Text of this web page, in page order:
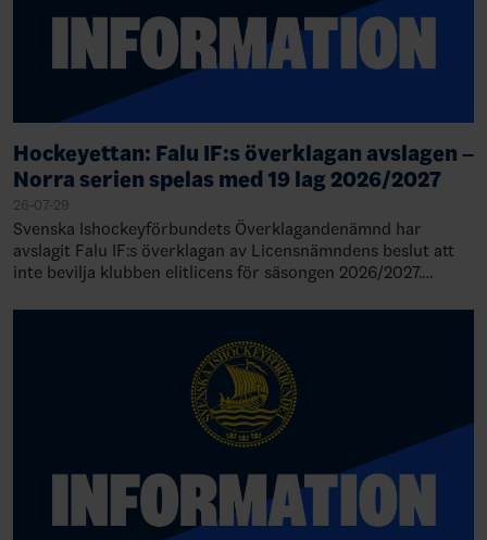
Hockeyettan: Falu IF:s överklagan avslagen –
Norra serien spelas med 19 lag 2026/2027
26-07-29
Svenska Ishockeyförbundets Överklagandenämnd har
avslagit Falu IF:s överklagan av Licensnämndens beslut att
inte bevilja klubben elitlicens för säsongen 2026/2027.